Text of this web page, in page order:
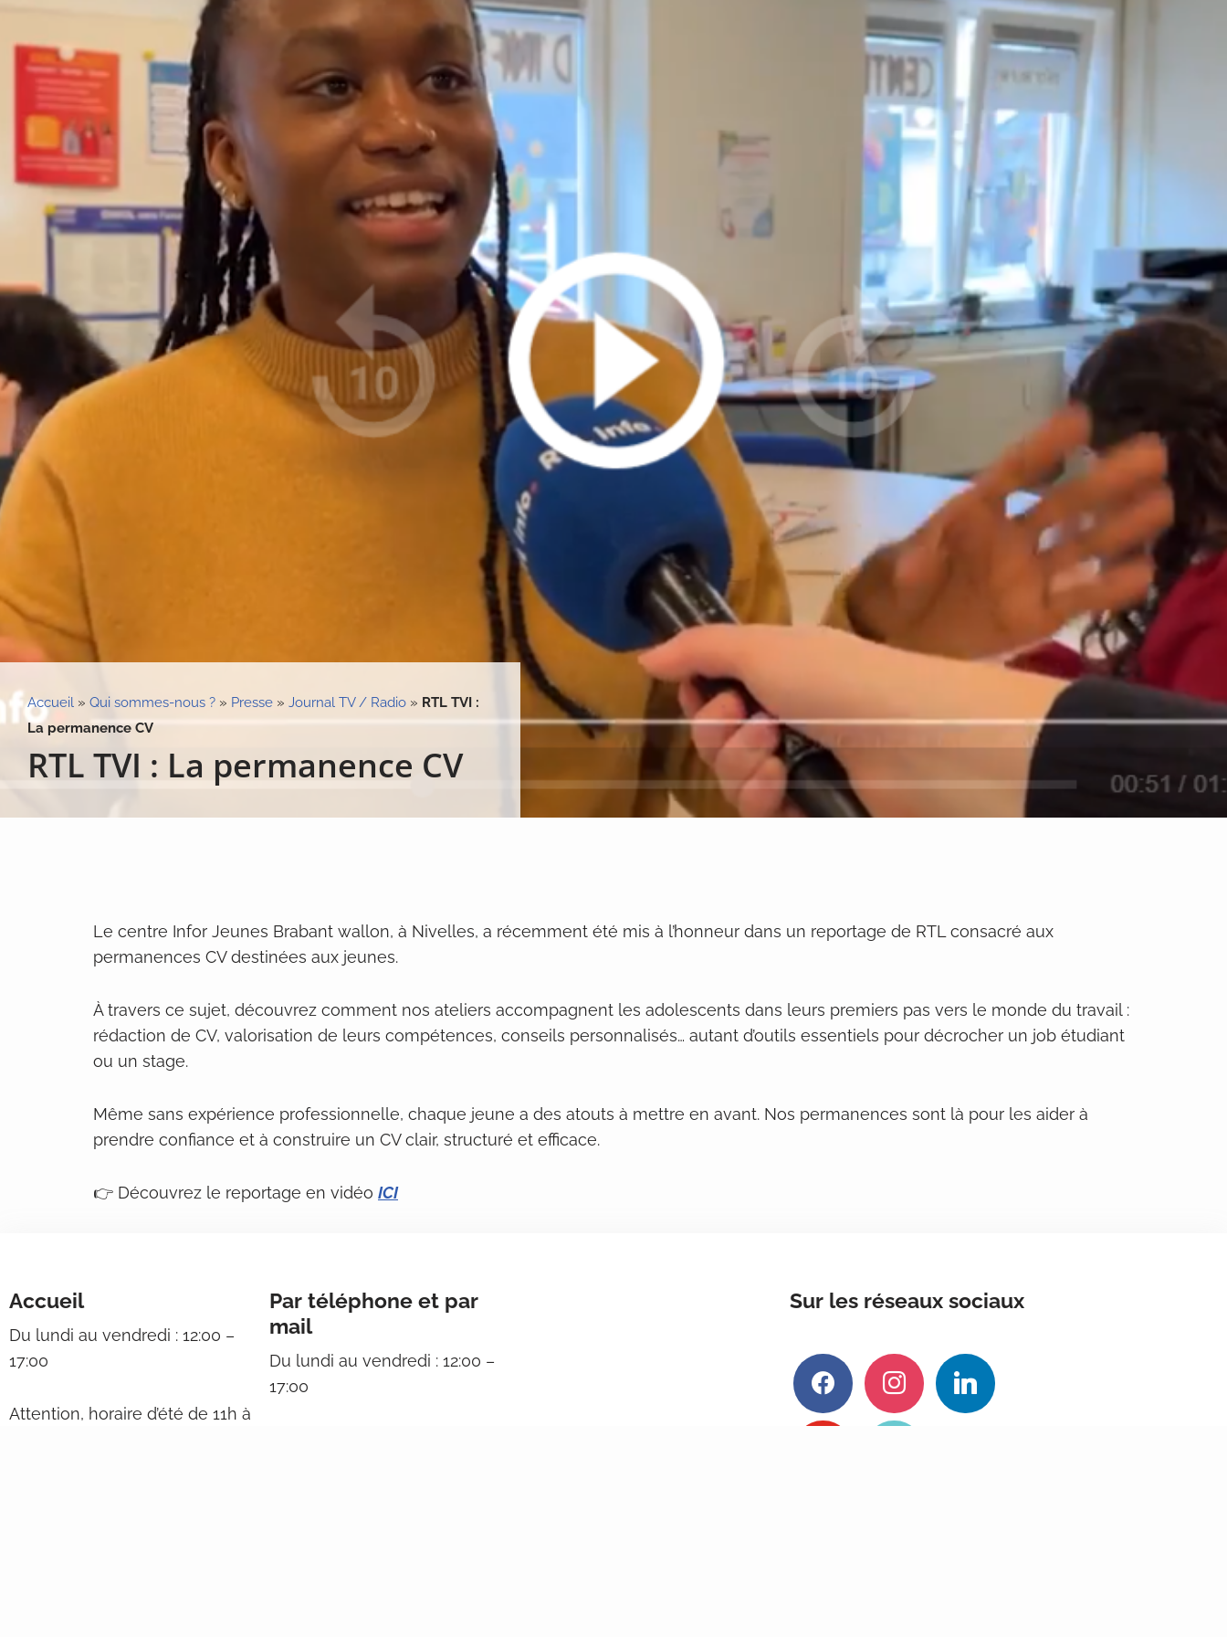
Accueil » Qui sommes-nous ? » Presse » Journal TV / Radio » RTL TVI :
La permanence CV
RTL TVI : La permanence CV
Le centre Infor Jeunes Brabant wallon, à Nivelles, a récemment été mis à l’honneur dans un reportage de RTL consacré aux
permanences CV destinées aux jeunes.
À travers ce sujet, découvrez comment nos ateliers accompagnent les adolescents dans leurs premiers pas vers le monde du travail :
rédaction de CV, valorisation de leurs compétences, conseils personnalisés… autant d’outils essentiels pour décrocher un job étudiant
ou un stage.
Même sans expérience professionnelle, chaque jeune a des atouts à mettre en avant. Nos permanences sont là pour les aider à
prendre confiance et à construire un CV clair, structuré et efficace.
👉 Découvrez le reportage en vidéo ICI
Accueil
Du lundi au vendredi : 12:00 –
17:00
Attention, horaire d’été de 11h à
Par téléphone et par
mail
Du lundi au vendredi : 12:00 –
17:00
Sur les réseaux sociaux